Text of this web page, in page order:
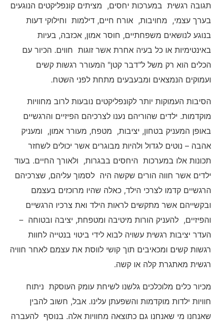
תגובה רגשית במערכות יחסים, מציתים קונפליקטים הנוגעים
בערך עצמי, מחויבות, אורח חיים, דילמות וחילוקי דעות
בנוגע לנושאים משפחתיים, חוסר אמון, אכזבה, בעיות
באינטימיות או כל בעיה אחרת אשר זוגות חווים. הכיור עם
הכלים הוא רק משל ל"דבר קטן" המעורר רגשות קשים
ועמוקים הנמצאים ומבעבעים מתחת לפני השטח.
הסיבות העמוקות יותר לקונפליקטים נובעות לרוב מחוויות
מוקדמות. ילדים שהוריהם נענו לצרכיהם הפיזיים והרגשיים
באופן המעניק בטחון, יציבות, מטפח, מעורר אמון, ומעניק
אהבה – נוטים לגדול ולהיות מבוגרים אשר יכולים לשחזר
תכונות אלו במערכות היחסים בבגרות, ולאורך החיים. בעוד
ילדים אשר חווה הורים שקשה היה לסמוך עליהם, שצרכיהם
הרגשיים קדמו לצרכי הילד, כאלה שהיו מרוכזים בעצמם
ובקשייהם אשר מתקשים לראות הילד ואת צרכיו הרגשיים
והפיזיים, להעניק הורות מיטיבה ומטפחת, יציבה ובטוחה –
העדר יציבות רגשית עשויה לבוא לידי ביטוי בנטייה לחוות
רגשות קשים ומכאיבים תוך קושי לווסת את עצמם לאחר חוויה
רגשית מאתגרת קלה או קשה.
מכיור כלים מלוכלכים גלשנו לשיחת עומק העוסקת ניתוח
חוויות ילדות מוקדמות והשפעתן עלינו. אבל, חשוב להבין
שאנחנו מי שאנחנו גם כתוצאה מחוויות אלה. בנוסף להעברה